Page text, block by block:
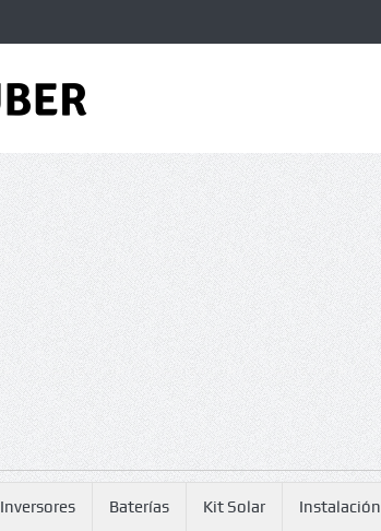
Inversores Baterías Kit Solar Instalación